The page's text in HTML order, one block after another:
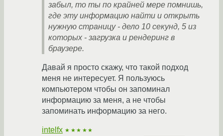
забыл, то ты по крайней мере помнишь,
где эту информацию найти и открыть
нужную страницу - дело 10 секунд, 5 из
которых - загрузка и рендеринг в
браузере.
Давай я просто скажу, что такой подход
меня не интересует. Я пользуюсь
компьютером чтобы он запоминал
информацию за меня, а не чтобы
запоминать информацию за него.
intelfx ★★★★★